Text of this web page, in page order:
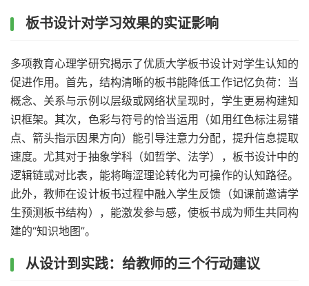
板书设计对学习效果的实证影响
多项教育心理学研究揭示了优质大学板书设计对学生认知的
促进作用。首先，结构清晰的板书能降低工作记忆负荷：当
概念、关系与示例以层级或网络状呈现时，学生更易构建知
识框架。其次，色彩与符号的恰当运用（如用红色标注易错
点、箭头指示因果方向）能引导注意力分配，提升信息提取
速度。尤其对于抽象学科（如哲学、法学），板书设计中的
逻辑链或对比表，能将晦涩理论转化为可操作的认知路径。
此外，教师在设计板书过程中融入学生反馈（如课前邀请学
生预测板书结构），能激发参与感，使板书成为师生共同构
建的“知识地图”。
从设计到实践：给教师的三个行动建议